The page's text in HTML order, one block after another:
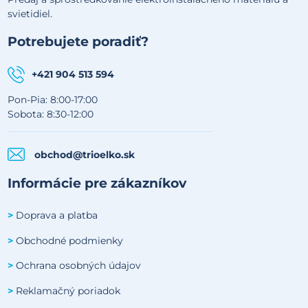
svietidiel.
Potrebujete poradiť?
+421 904 513 594
Pon-Pia: 8:00-17:00
Sobota: 8:30-12:00
obchod@trioelko.sk
Informácie pre zákazníkov
> Doprava a platba
> Obchodné podmienky
> Ochrana osobných údajov
> Reklamačný poriadok